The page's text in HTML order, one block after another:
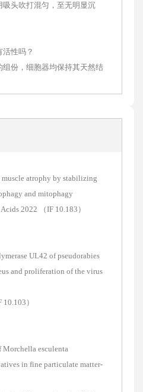
头吹打混匀，至无明显沉
性吗？
份，细胞器均保持其天然结
atrophy by stabilizing
and mitophagy
2022 （IF 10.183）
UL42 of pseudorabies
and proliferation of the virus
）
esculenta
in fine particulate matter-